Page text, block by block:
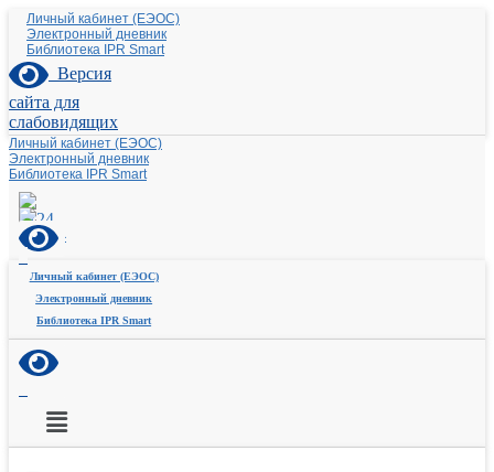
Личный кабинет (ЕЭОС)
Электронный дневник
Библиотека IPR Smart
Версия
сайта для
слабовидящих
Личный кабинет (ЕЭОС)
Электронный дневник
Библиотека IPR Smart
Личный кабинет (ЕЭОС)
Электронный дневник
Библиотека IPR Smart
Меню